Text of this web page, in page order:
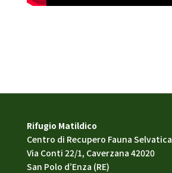
Rifugio Matildico
Centro di Recupero Fauna Selvatica
Via Conti 22/1, Caverzana 42020
San Polo d’Enza (RE)